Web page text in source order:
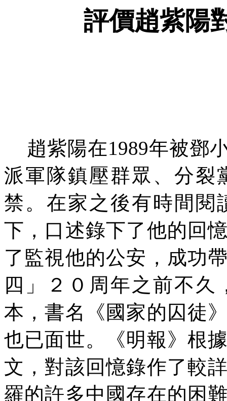
評價趙紫陽
趙紫陽在1989年被鄧
派軍隊鎮壓群眾、分裂
禁。在家之後有時間閱
下，口述錄下了他的回
了監視他的公安，成功
四」２０周年之前不
本，書名
《國家的囚徒
也已面世。《明報》根
文，對該回憶錄作了較
羅的許多中國存在的困